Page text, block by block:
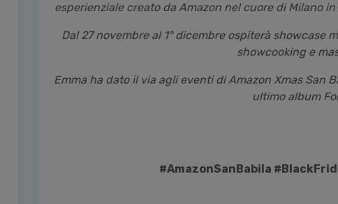
esperienziale creato da Amazon nel cuore di Milano
Dal 27 novembre al 1° dicembre ospiterà showcase
showcooking e
Emma ha dato il via agli eventi di Amazon Xmas San
ultimo album
#AmazonSanBabila